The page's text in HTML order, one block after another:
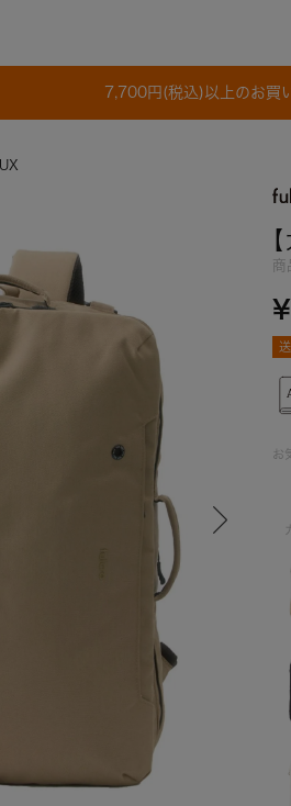
7,700円(税込)以上のお買
商
¥
お